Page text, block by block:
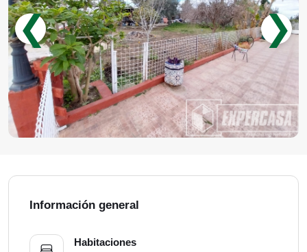
❮ ❯
Información general
Habitaciones